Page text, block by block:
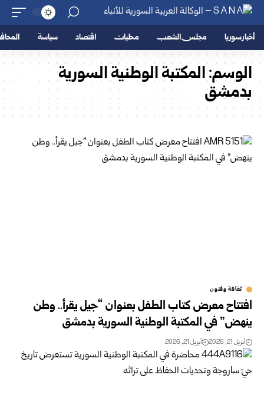
أخبار سوريا مجلس الشعب محليات اقتصاد سياسة
الوسم:المكتبة الوطنية السورية
بدمشق
ثقافة وفنون
افتتاح معرض كتاب الطفل بعنوان “جيل يقرأ.. وطن
ينهض” في المكتبة الوطنية السورية بدمشق
أبريل 21, 2026 أبريل 21, 2026